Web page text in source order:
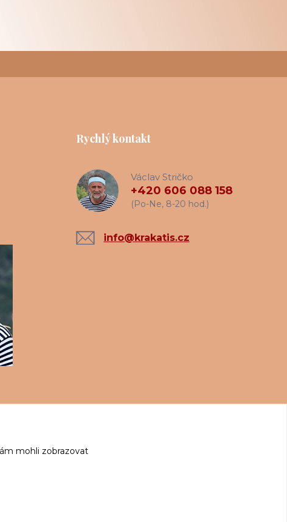
Rychlý kontakt
Václav Stričko
+420 606 088 158
(Po-Ne, 8-20 hod.)
info@krakatis.cz
mohli zobrazovat